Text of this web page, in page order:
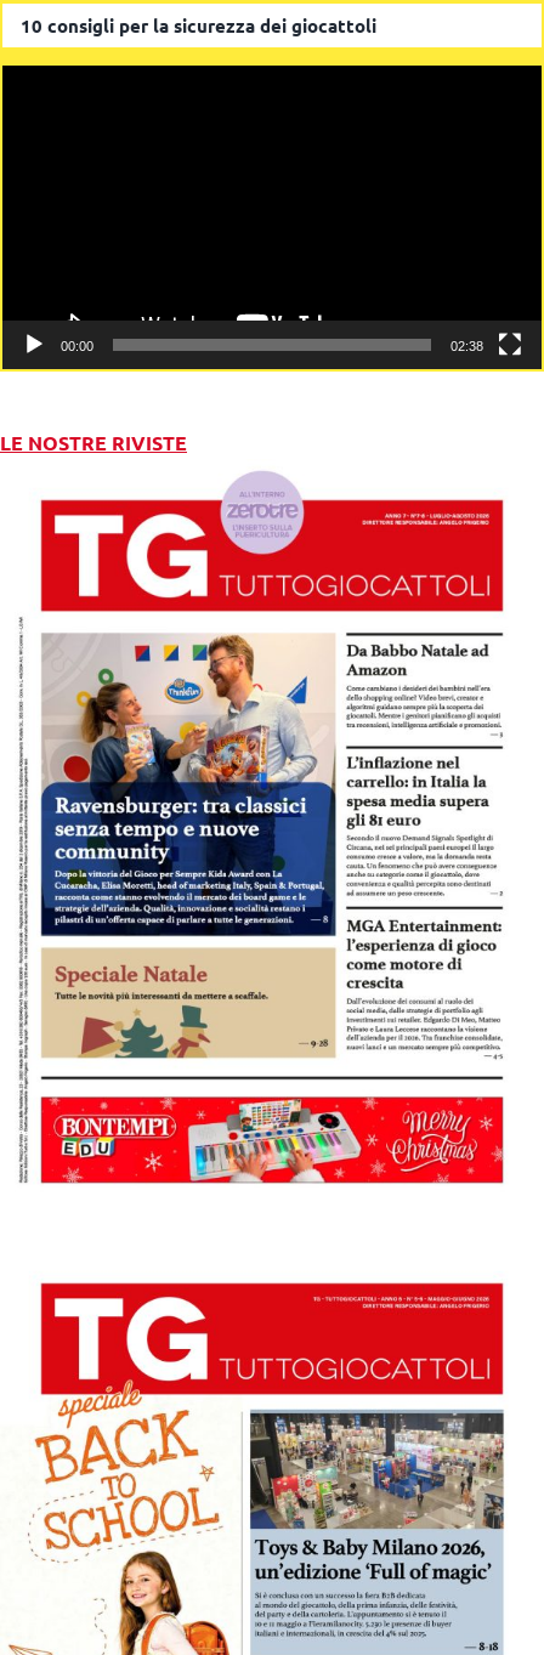
10 consigli per la sicurezza dei giocattoli
00:00 02:38
LE NOSTRE RIVISTE